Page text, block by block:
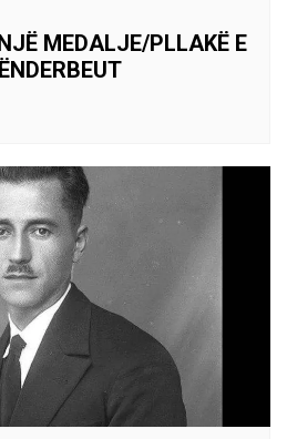
MEDALJE/PLLAKË E